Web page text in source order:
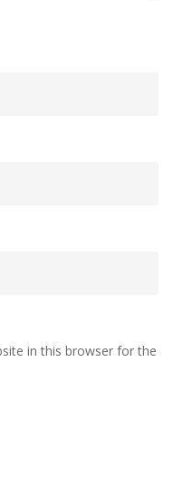
in this browser for the